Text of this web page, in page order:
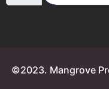
©2023. Mangrove